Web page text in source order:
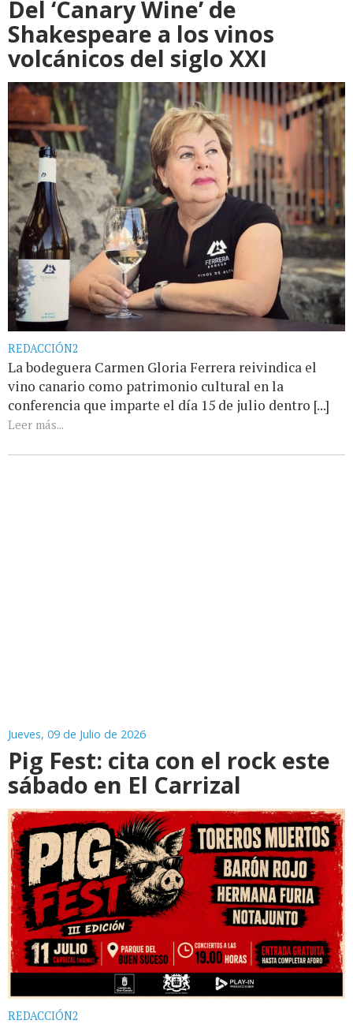
Del ‘Canary Wine’ de
Shakespeare a los vinos
volcánicos del siglo XXI
REDACCIÓN2
La bodeguera Carmen Gloria Ferrera reivindica el
vino canario como patrimonio cultural en la
conferencia que imparte el día 15 de julio dentro [...]
Leer más...
Jueves, 09 de Julio de 2026
Pig Fest: cita con el rock este
sábado en El Carrizal
REDACCIÓN2